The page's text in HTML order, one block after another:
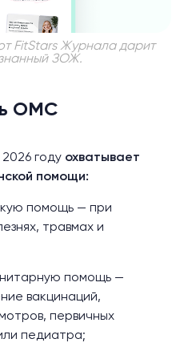
FitStars Журнала дарит
ЗОЖ.
ОМС
году охватывает
помощи:
помощь — при
травмах и
помощь —
вакцинаций,
первичных
педиатра;